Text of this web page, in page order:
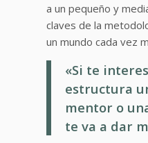
a un pequeño y
claves de la
un mundo cada vez
«Si te
estructura
mentor o
te va a dar